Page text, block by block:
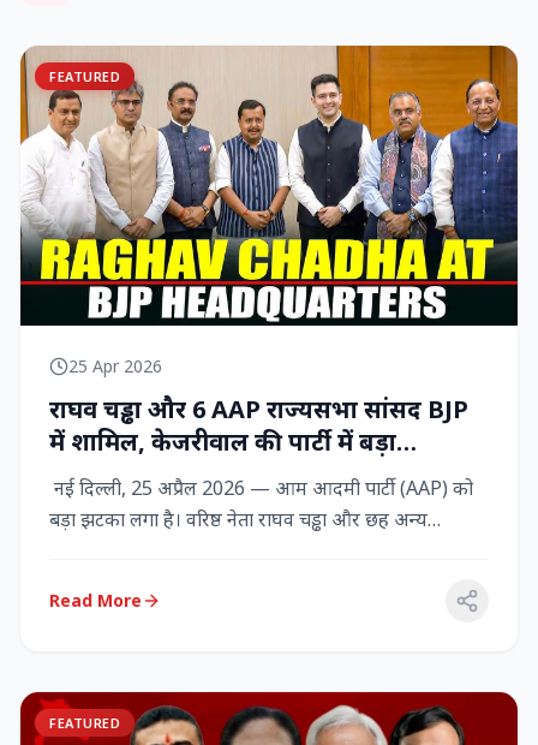
FEATURED
25 Apr 2026
राघव चड्ढा और 6 AAP राज्‍यसभा सांसद BJP
में शामिल, केजरीवाल की पार्टी में बड़ा
राजनीतिक विद्रोह
नई दिल्ली, 25 अप्रैल 2026 — आम आदमी पार्टी (AAP) को
बड़ा झटका लगा है। वरिष्ठ नेता राघव चड्ढा और छह अन्य
Read More
FEATURED